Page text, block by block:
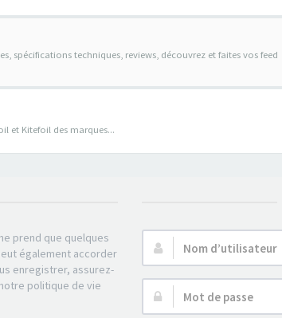
spécifications techniques, reviews, découvrez et faites vos feed
et Kitefoil des marques...
prend que quelques
également accorder
enregistrer, assurez-
politique de vie
Nom
d’utilisateur :
Mot
de